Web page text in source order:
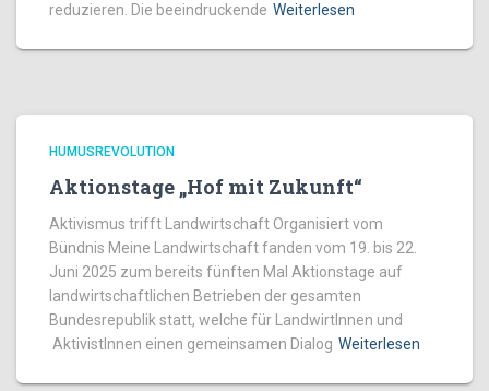
reduzieren. Die beeindruckende Weiterlesen
HUMUSREVOLUTION
Aktionstage „Hof mit Zukunft“
Aktivismus trifft Landwirtschaft Organisiert vom
Bündnis Meine Landwirtschaft fanden vom 19. bis 22.
Juni 2025 zum bereits fünften Mal Aktionstage auf
landwirtschaftlichen Betrieben der gesamten
Bundesrepublik statt, welche für LandwirtInnen und
AktivistInnen einen gemeinsamen Dialog Weiterlesen